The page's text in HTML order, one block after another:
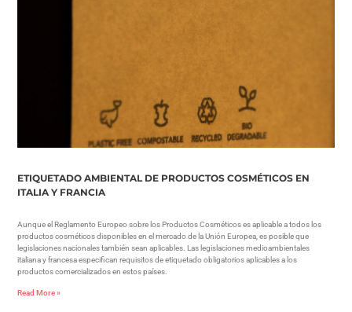
ETIQUETADO AMBIENTAL DE PRODUCTOS COSMÉTICOS EN
ITALIA Y FRANCIA
Aunque el Reglamento Europeo sobre los Productos Cosméticos es aplicable a todos los
productos cosméticos disponibles en el mercado de la Unión Europea, es posible que
legislaciones nacionales también sean aplicables. Las legislaciones medioambientales
italiana y francesa especifican requisitos de etiquetado obligatorios aplicables a los
productos comercializados en estos países.
Read More »